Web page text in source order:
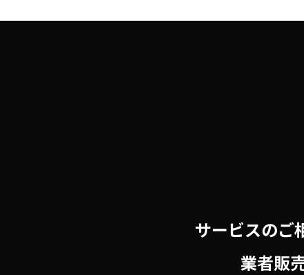
ることができます。
図り、よりよいサービスを
その際はトップページにて
また、個人情報の取扱いに
サービスのご
業者販